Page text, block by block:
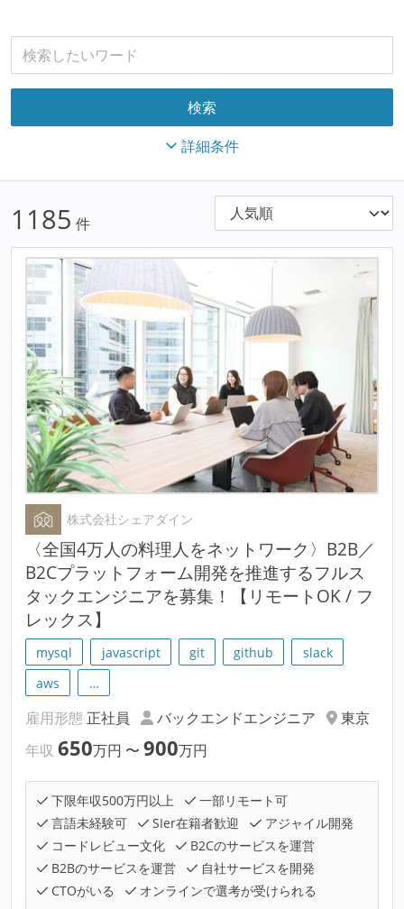
詳細条件
1185 件
株式会社シェアダイン
〈全国4万人の料理人をネットワーク〉B2B／
B2Cプラットフォーム開発を推進するフルス
タックエンジニアを募集！【リモートOK / フ
レックス】
mysql javascript git github
slack
aws
…
雇用形態 正社員 バックエンドエンジニア
東京
年収 650万円 〜 900万円
下限年収500万円以上
一部リモート可
言語未経験可
SIer在籍者歓迎
アジャイル開発
コードレビュー文化
B2Cのサービスを運営
B2Bのサービスを運営
自社サービスを開発
CTOがいる
オンラインで選考が受けられる